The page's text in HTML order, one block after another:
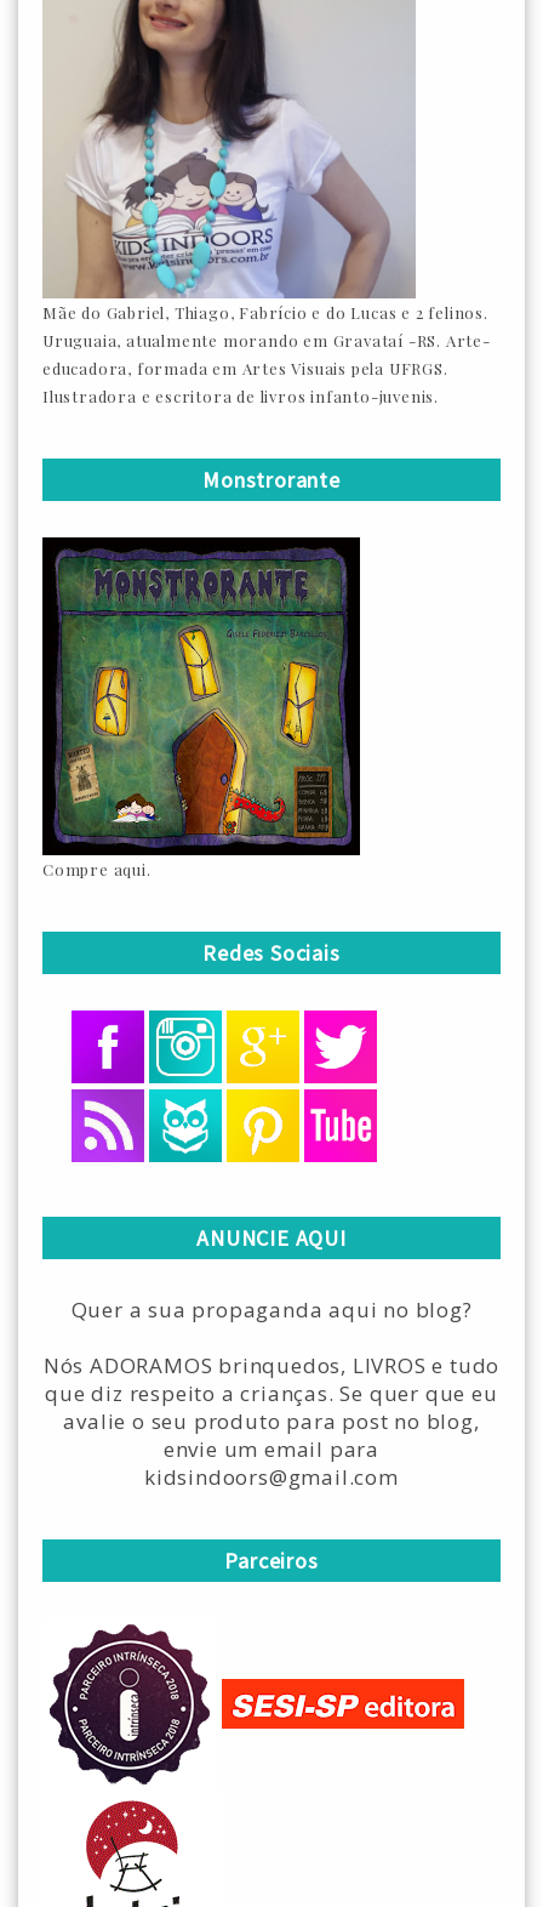
Mãe do Gabriel, Thiago, Fabrício e do Lucas e 2 felinos.
Uruguaia, atualmente morando em Gravataí -RS. Arte-
educadora, formada em Artes Visuais pela UFRGS.
Ilustradora e escritora de livros infanto-juvenis.
Monstrorante
Compre aqui.
Redes Sociais
ANUNCIE AQUI
Quer a sua propaganda aqui no blog?
Nós ADORAMOS brinquedos, LIVROS e tudo
que diz respeito a crianças. Se quer que eu
avalie o seu produto para post no blog,
envie um email para
kidsindoors@gmail.com
Parceiros